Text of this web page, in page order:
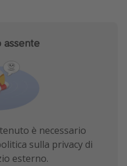
assente
è necessario
sulla privacy di
esterno.